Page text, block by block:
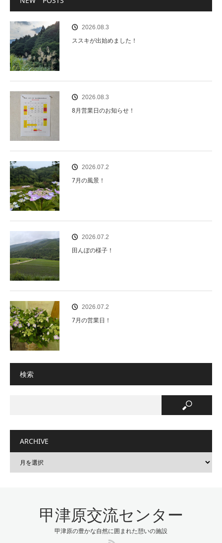
2026.08.3
ススキが出始めました！
2026.08.3
8月営業日のお知らせ！
2026.07.2
7月の風景！
2026.07.2
田んぼの様子！
2026.07.2
7月の営業日！
検索
ARCHIVE
甲津原交流センター
甲津原の豊かな自然に囲まれた憩いの施設